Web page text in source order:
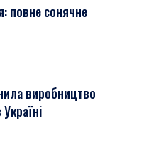
повне сонячне
виробництво